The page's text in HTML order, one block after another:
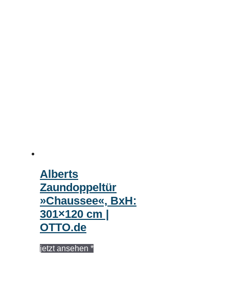
Alberts
Zaundoppeltür
»Chaussee«, BxH:
301×120 cm |
OTTO.de
jetzt ansehen *